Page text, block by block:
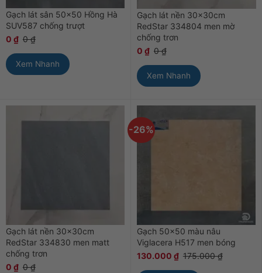
Gạch lát sân 50×50 Hồng Hà
SUV587 chống trượt
0 ₫ 0₫
Xem Nhanh
Gạch lát nền 30x30cm
RedStar 334804 men mờ
chống trơn
0 ₫ 0₫
Xem Nhanh
Gạch lát nền 30x30cm
RedStar 334830 men matt
chống trơn
0 ₫ 0₫
-26%
Gạch 50×50 màu nâu
Viglacera H517 men bóng
130.000 ₫ 175.000₫